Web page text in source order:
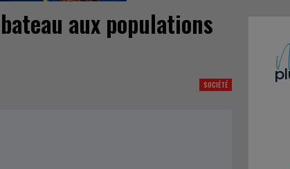
aux populations
SOCIÉTÉ